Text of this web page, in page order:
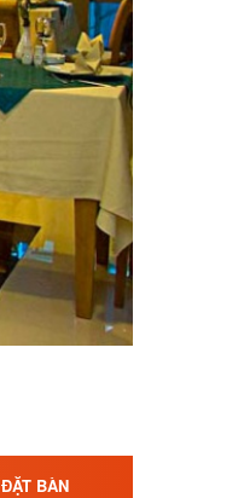
ĐẶT BÀN